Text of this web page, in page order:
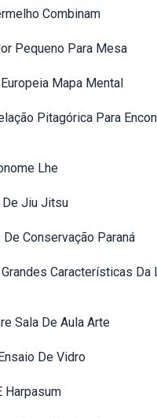
Combinam
Pequeno Para Mesa
Mapa Mental
Pitagórica Para
Lhe
Jiu Jitsu
Conservação Paraná
Características Da
Sala De Aula Arte
De Vidro
Harpasum